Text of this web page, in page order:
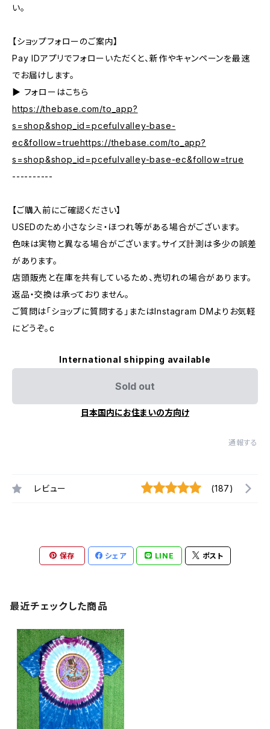
い。
【ショップフォローのご案内】
Pay IDアプリでフォローいただくと、新作やキャンペーンを最速
でお届けします。
▶︎ フォローはこちら
https://thebase.com/to_app?
s=shop&shop_id=pcefulvalley-base-
ec&follow=truehttps://thebase.com/to_app?
s=shop&shop_id=pcefulvalley-base-ec&follow=true
----------
【ご購入前にご確認ください】
USEDのため小さなシミ・ほつれ等がある場合がございます。
色味は実物と異なる場合がございます。サイズ計測は多少の誤差
があります。
店頭販売と在庫を共有しているため、売切れの場合があります。
返品・交換は承っておりません。
ご質問は「ショップに質問する」またはInstagram DMよりお気軽
にどうぞ。c
International shipping available
Sold out
日本国内にお住まいの方向け
通報する
レビュー (187)
保存 シェア LINE ポスト
最近チェックした商品